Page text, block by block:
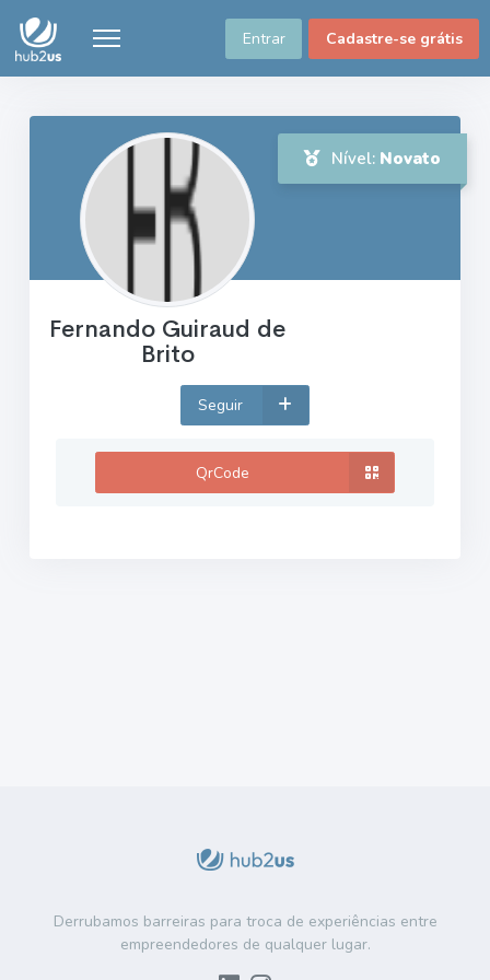
Entrar Cadastre-se grátis
Nível: Novato
Fernando Guiraud de
Brito
Seguir
QrCode
Derrubamos barreiras para troca de experiências entre
empreendedores de qualquer lugar.